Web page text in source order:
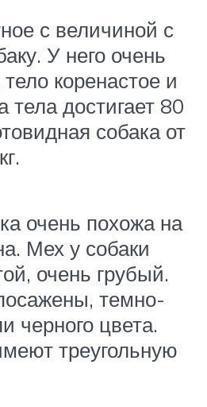
с величиной с
У него очень
коренастое и
достигает 80
собака от
очень похожа на
Мех у собаки
очень грубый.
темно-
черного цвета.
треугольную